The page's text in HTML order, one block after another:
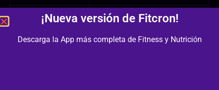
Músculos
Abdomen, Oblicuos
¡Nueva versión de Fitcron!
Descarga la App más completa de Fitness y Nutrición